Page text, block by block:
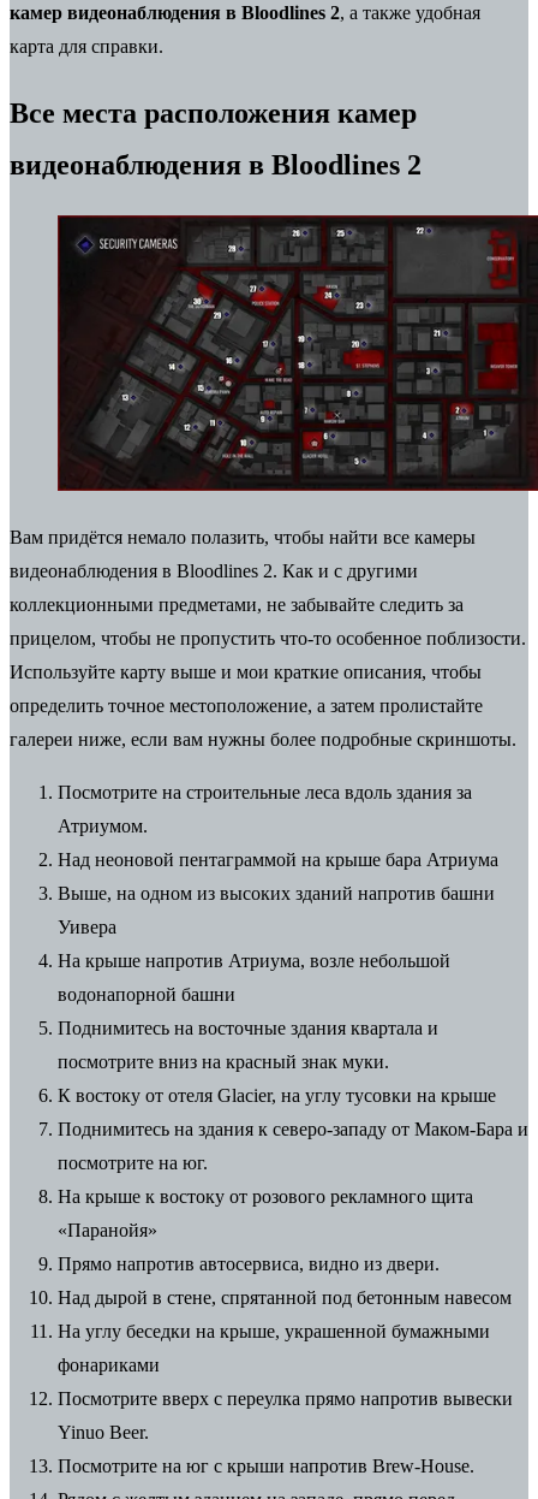
камер видеонаблюдения в Bloodlines 2, а также удобная
карта для справки.
Все места расположения камер
видеонаблюдения в Bloodlines 2
Вам придётся немало полазить, чтобы найти все камеры
видеонаблюдения в Bloodlines 2. Как и с другими
коллекционными предметами, не забывайте следить за
прицелом, чтобы не пропустить что-то особенное поблизости.
Используйте карту выше и мои краткие описания, чтобы
определить точное местоположение, а затем пролистайте
галереи ниже, если вам нужны более подробные скриншоты.
Посмотрите на строительные леса вдоль здания за
Атриумом.
Над неоновой пентаграммой на крыше бара Атриума
Выше, на одном из высоких зданий напротив башни
Уивера
На крыше напротив Атриума, возле небольшой
водонапорной башни
Поднимитесь на восточные здания квартала и
посмотрите вниз на красный знак муки.
К востоку от отеля Glacier, на углу тусовки на крыше
Поднимитесь на здания к северо-западу от Маком-Бара и
посмотрите на юг.
На крыше к востоку от розового рекламного щита
«Паранойя»
Прямо напротив автосервиса, видно из двери.
Над дырой в стене, спрятанной под бетонным навесом
На углу беседки на крыше, украшенной бумажными
фонариками
Посмотрите вверх с переулка прямо напротив вывески
Yinuo Beer.
Посмотрите на юг с крыши напротив Brew-House.